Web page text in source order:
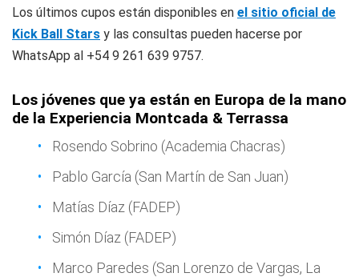
Los últimos cupos están disponibles en el sitio oficial de
Kick Ball Stars y las consultas pueden hacerse por
WhatsApp al +54 9 261 639 9757.
Los jóvenes que ya están en Europa de la mano
de la Experiencia Montcada & Terrassa
Rosendo Sobrino (Academia Chacras)
Pablo García (San Martín de San Juan)
Matías Díaz (FADEP)
Simón Díaz (FADEP)
Marco Paredes (San Lorenzo de Vargas, La